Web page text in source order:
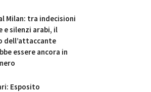
Milan: tra indecisioni
e silenzi arabi, il
dell’attaccante
essere ancora in
Esposito